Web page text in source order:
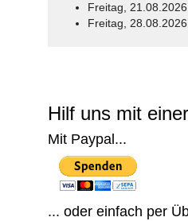
Freitag, 21.08.2026
Freitag, 28.08.2026
Hilf uns mit
Mit Paypal...
... oder einfach per